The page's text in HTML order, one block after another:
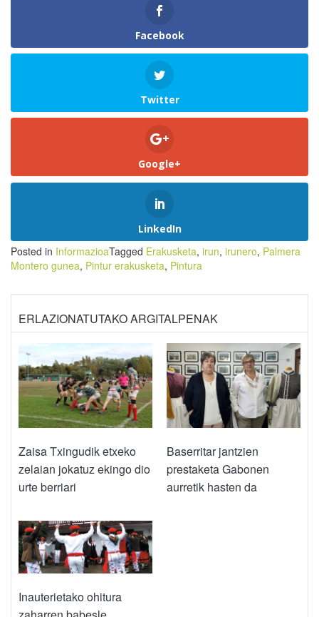
Facebook
Twitter
Google+
LinkedIn
Posted in InformazioaTagged Erakusketa, irun, irunero, Palmera
Montero gunea, Pintur erakusketa, Pintura
ERLAZIONATUTAKO ARGITALPENAK
Zaisa Txingudik etxeko
zelaian jokatuz ekingo dio
urte berriari
Baserritar jantzien
prestaketa Gabonen
aurretik hasten da
Inauterietako ohitura